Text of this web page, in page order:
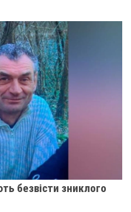
безвісти зниклого